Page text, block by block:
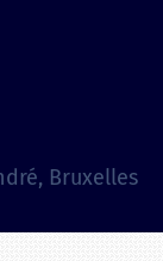
Bruxelles